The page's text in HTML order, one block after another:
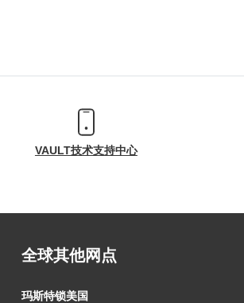
VAULT技术支持中心
全球其他网点
玛斯特锁美国